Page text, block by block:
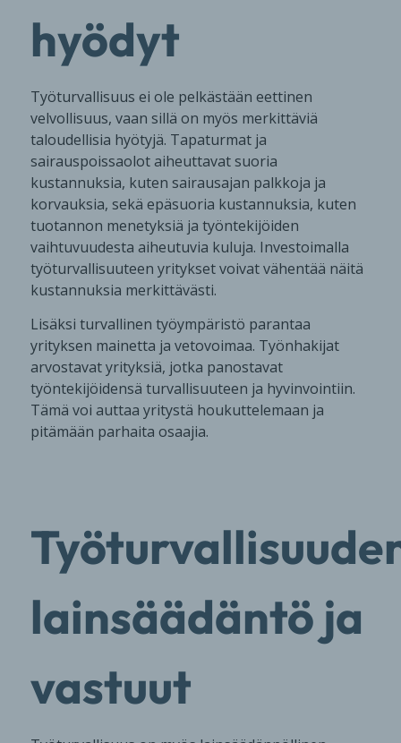
hyödyt
Työturvallisuus ei ole pelkästään eettinen
velvollisuus, vaan sillä on myös merkittäviä
taloudellisia hyötyjä. Tapaturmat ja
sairauspoissaolot aiheuttavat suoria
kustannuksia, kuten sairausajan palkkoja ja
korvauksia, sekä epäsuoria kustannuksia, kuten
tuotannon menetyksiä ja työntekijöiden
vaihtuvuudesta aiheutuvia kuluja. Investoimalla
työturvallisuuteen yritykset voivat vähentää näitä
kustannuksia merkittävästi.
Lisäksi turvallinen työympäristö parantaa
yrityksen mainetta ja vetovoimaa. Työnhakijat
arvostavat yrityksiä, jotka panostavat
työntekijöidensä turvallisuuteen ja hyvinvointiin.
Tämä voi auttaa yritystä houkuttelemaan ja
pitämään parhaita osaajia.
lainsäädäntö ja
vastuut